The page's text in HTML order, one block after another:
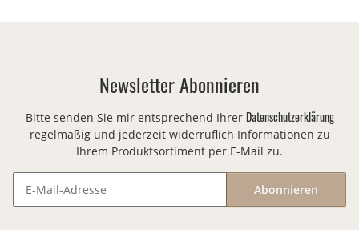
Newsletter Abonnieren
Bitte senden Sie mir entsprechend Ihrer Datenschutzerklärung
regelmäßig und jederzeit widerruflich Informationen zu
Ihrem Produktsortiment per E-Mail zu.
Abonnieren